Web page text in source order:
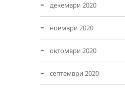
декември 2020
ноември 2020
октомври 2020
септември 2020